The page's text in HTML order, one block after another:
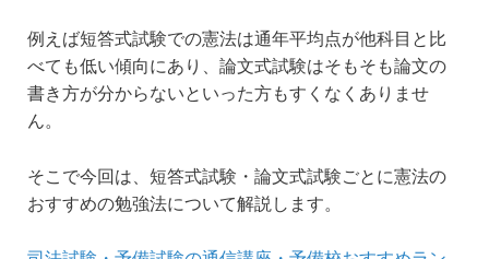
例えば短答式試験での憲法は通年平均点が他科目と比
べても低い傾向にあり、論文式試験はそもそも論文の
書き方が分からないといった方もすくなくありませ
ん。
そこで今回は、短答式試験・論文式試験ごとに憲法の
おすすめの勉強法について解説します。